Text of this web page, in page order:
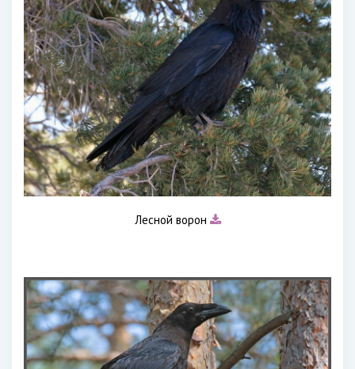
Лесной ворон